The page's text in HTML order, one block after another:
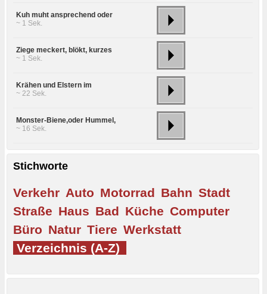
Kuh muht ansprechend oder
~ 1 Sek.
Ziege meckert, blökt, kurzes
~ 1 Sek.
Krähen und Elstern im
~ 22 Sek.
Monster-Biene,oder Hummel,
~ 16 Sek.
Stichworte
Verkehr Auto Motorrad Bahn Stadt
Straße Haus Bad Küche Computer
Büro Natur Tiere Werkstatt
Verzeichnis (A-Z)